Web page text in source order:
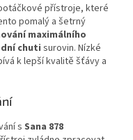
přístroje, které
pomalý a šetrný
maximálního
chuti surovin. Nízké
k lepší kvalitě šťávy a
s Sana 878